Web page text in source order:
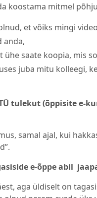
koostama mitmel
et võiks mingi
anda,
saate koopia, mis
juba mitu kolleegi,
tulekut (õppisite e-
samal ajal, kui
e-õppe abil
aga üldiselt on